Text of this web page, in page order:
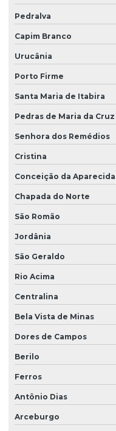
Pedralva
Capim Branco
Urucânia
Porto Firme
Santa Maria de Itabira
Pedras de Maria da Cruz
Senhora dos Remédios
Cristina
Conceição da Aparecida
Chapada do Norte
São Romão
Jordânia
São Geraldo
Rio Acima
Centralina
Bela Vista de Minas
Dores de Campos
Berilo
Ferros
Antônio Dias
Arceburgo